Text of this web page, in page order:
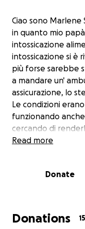
Ciao sono
in quanto mio
intossicazione
intossicazione si è
più forse sarebbe
a mandare un'
assicurazione, lo
Le condizioni
funzionando
cercando di
Lo staff è stato
ritrovo a chiedere
Ognuno può dare
preghiere e
Read more
Donate
Donations 15